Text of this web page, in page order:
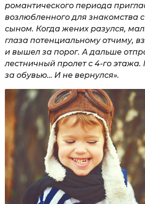
романтического периода
возлюбленного для знакомства
сыном. Когда жених разулся,
глаза потенциальному отчиму,
и вышел за порог. А дальше
лестничный пролет с 4-го этажа.
за обувью… И не вернулся».